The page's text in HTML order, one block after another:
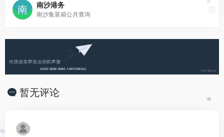
南沙港务
南沙集装箱公共查询
暂无评论
*